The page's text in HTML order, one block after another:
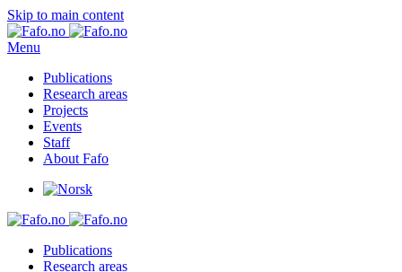
Skip to main content
Menu
Publications
Research areas
Projects
Events
Staff
About Fafo
Publications
Research areas